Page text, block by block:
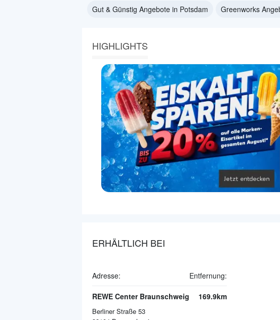
Gut & Günstig Angebote in Potsdam Greenworks
HIGHLIGHTS
ERHÄLTLICH BEI
Adresse: Entfernung:
REWE Center Braunschweig
Berliner Straße 53
169.9km